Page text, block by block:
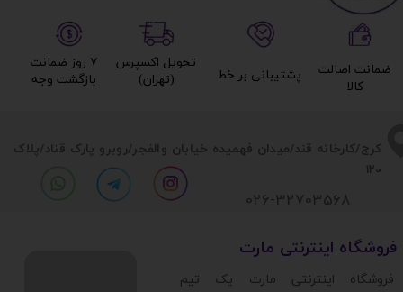
​​کرج/کارخانه قند/میدان فهمیده خیابان والفجر/روبرو پارک قناد/پلاک
120
​فروشگاه اینترنتی مارت
​فروشگاه اینترنتی مارت یک تیم
026-32703568
۷ روز ضمانت
بازگشت وجه​​​​​​​
تحویل اکسپرس
(تهران)​​​​​​​
پشتیبانی بر خط​​​​​​​
ضمانت اصالت
کالا​​​​​​​